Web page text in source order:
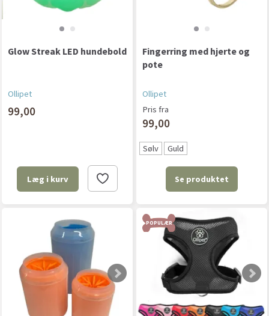
Glow Streak LED hundebold
Ollipet
99,00
Læg i kurv
Fingerring med hjerte og
pote
Ollipet
Pris fra
99,00
Sølv Guld
Se produktet
POPULÆR